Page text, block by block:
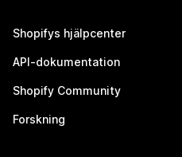
Shopifys hjälpcenter
API-dokumentation
Shopify Community
Forskning